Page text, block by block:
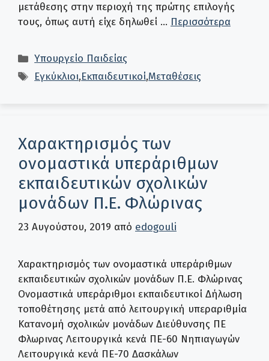
μετάθεσης στην περιοχή της πρώτης επιλογής
τους, όπως αυτή είχε δηλωθεί … Περισσότερα
Κατηγορίες
Υπουργείο Παιδείας
Ετικέτες
Εγκύκλιοι,Εκπαιδευτικοί,Μεταθέσεις
Χαρακτηρισμός των
ονομαστικά υπεράριθμων
εκπαιδευτικών σχολικών
μονάδων Π.Ε. Φλώρινας
23 Αυγούστου, 2019 από edogouli
Χαρακτηρισμός των ονομαστικά υπεράριθμων
εκπαιδευτικών σχολικών μονάδων Π.Ε. Φλώρινας
Ονομαστικά υπεράριθμοι εκπαιδευτικοί Δήλωση
τοποθέτησης μετά από λειτουργική υπεραριθμία
Κατανομή σχολικών μονάδων Διεύθυνσης ΠΕ
Φλωρινας Λειτουργικά κενά ΠΕ-60 Νηπιαγωγών
Λειτουργικά κενά ΠΕ-70 Δασκάλων